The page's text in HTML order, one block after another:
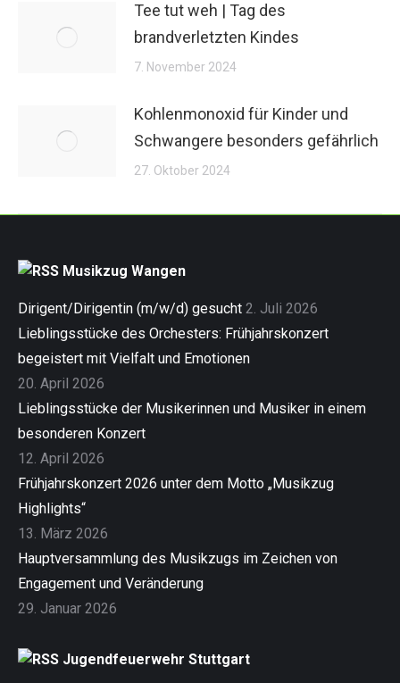
Tee tut weh | Tag des
brandverletzten Kindes
7. November 2024
Kohlenmonoxid für Kinder und
Schwangere besonders gefährlich
27. Oktober 2024
Musikzug Wangen
Dirigent/Dirigentin (m/w/d) gesucht 2. Juli 2026
Lieblingsstücke des Orchesters: Frühjahrskonzert
begeistert mit Vielfalt und Emotionen
20. April 2026
Lieblingsstücke der Musikerinnen und Musiker in einem
besonderen Konzert
12. April 2026
Frühjahrskonzert 2026 unter dem Motto „Musikzug
Highlights“
13. März 2026
Hauptversammlung des Musikzugs im Zeichen von
Engagement und Veränderung
29. Januar 2026
Jugendfeuerwehr Stuttgart